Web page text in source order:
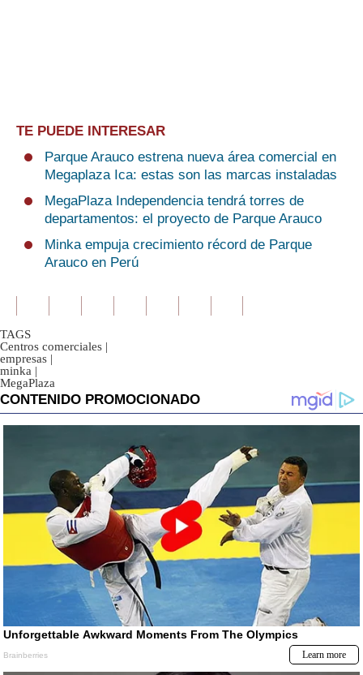
TE PUEDE INTERESAR
Parque Arauco estrena nueva área comercial en
Megaplaza Ica: estas son las marcas instaladas
MegaPlaza Independencia tendrá torres de
departamentos: el proyecto de Parque Arauco
Minka empuja crecimiento récord de Parque
Arauco en Perú
TAGS
Centros comerciales |
empresas |
minka |
MegaPlaza